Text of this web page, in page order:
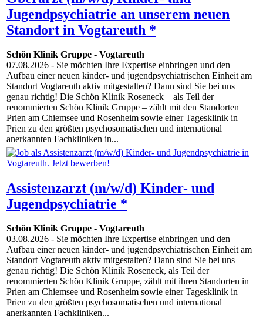
Jugendpsychiatrie an unserem neuen
Standort in Vogtareuth *
Schön Klinik Gruppe - Vogtareuth
07.08.2026 - Sie möchten Ihre Expertise einbringen und den
Aufbau einer neuen kinder- und jugendpsychiatrischen Einheit am
Standort Vogtareuth aktiv mitgestalten? Dann sind Sie bei uns
genau richtig! Die Schön Klinik Roseneck – als Teil der
renommierten Schön Klinik Gruppe – zählt mit den Standorten
Prien am Chiemsee und Rosenheim sowie einer Tagesklinik in
Prien zu den größten psychosomatischen und international
anerkannten Fachkliniken in...
Assistenzarzt (m/w/d) Kinder- und
Jugendpsychiatrie *
Schön Klinik Gruppe - Vogtareuth
03.08.2026 - Sie möchten Ihre Expertise einbringen und den
Aufbau einer neuen kinder- und jugendpsychiatrischen Einheit am
Standort Vogtareuth aktiv mitgestalten? Dann sind Sie bei uns
genau richtig! Die Schön Klinik Roseneck, als Teil der
renommierten Schön Klinik Gruppe, zählt mit ihren Standorten in
Prien am Chiemsee und Rosenheim sowie einer Tagesklinik in
Prien zu den größten psychosomatischen und international
anerkannten Fachkliniken...